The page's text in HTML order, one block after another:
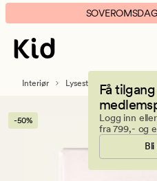
Bow
big
lystilbehør
gull
banner.
Klikk
ESCAPE
pause.
Få
Logg inn
fra 799,- og
Interiør Lysestaker og
-50%